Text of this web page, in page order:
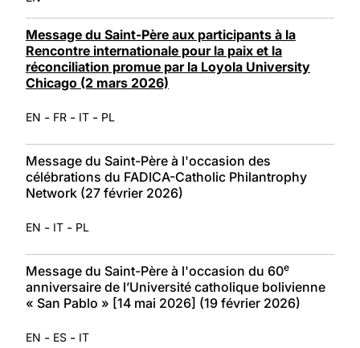
Message du Saint-Père aux participants à la
Rencontre internationale pour la paix et la
réconciliation promue par la Loyola University
Chicago (2 mars 2026)
EN - FR - IT - PL
Message du Saint-Père à l'occasion des
célébrations du FADICA-Catholic Philantrophy
Network (27 février 2026)
EN - IT - PL
Message du Saint-Père à l'occasion du 60e
anniversaire de l’Université catholique bolivienne
« San Pablo » [14 mai 2026] (19 février 2026)
EN - ES - IT